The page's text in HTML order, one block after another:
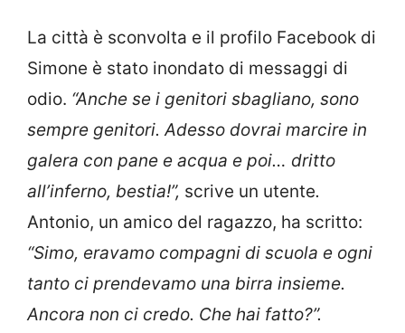
La città è sconvolta e il profilo Facebook di
Simone è stato inondato di messaggi di
odio. “Anche se i genitori sbagliano, sono
sempre genitori. Adesso dovrai marcire in
galera con pane e acqua e poi… dritto
all’inferno, bestia!”, scrive un utente.
Antonio, un amico del ragazzo, ha scritto:
“Simo, eravamo compagni di scuola e ogni
tanto ci prendevamo una birra insieme.
Ancora non ci credo. Che hai fatto?”.